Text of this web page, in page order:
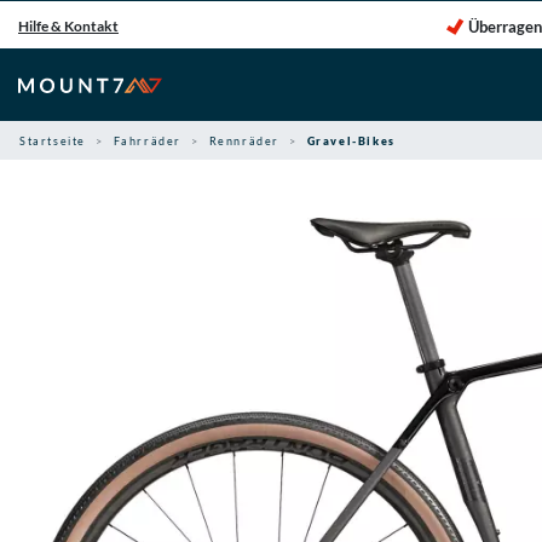
Inhalt
springen
Hilfe & Kontakt
Startseite Fahrräder Rennräder Gravel-Bikes